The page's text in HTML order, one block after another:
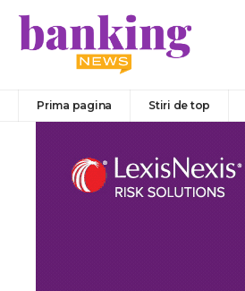
Prima pagina Stiri de top